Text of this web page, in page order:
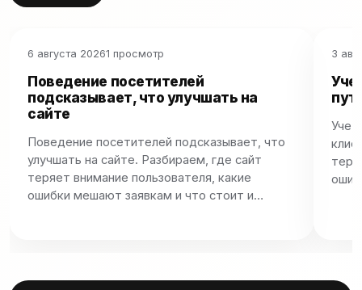
6 августа 20261 просмотр
Поведение посетителей
подсказывает, что улучшать на
сайте
Поведение посетителей подсказывает, что
улучшать на сайте. Разбираем, где сайт
теряет внимание пользователя, какие
ошибки мешают заявкам и что стоит и…
3
Учет